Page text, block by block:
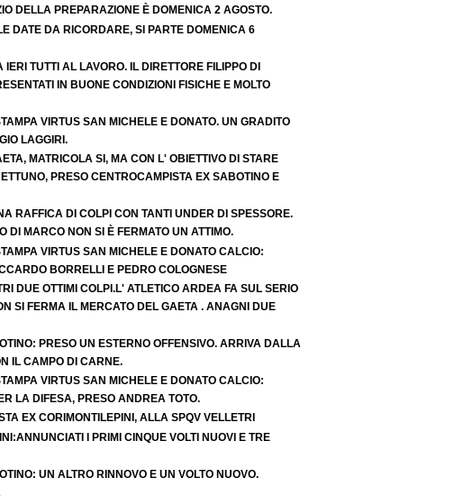
DELLA PREPARAZIONE È DOMENICA 2 AGOSTO.
DATE DA RICORDARE, SI PARTE DOMENICA 6
TUTTI AL LAVORO. IL DIRETTORE FILIPPO DI
IN BUONE CONDIZIONI FISICHE E MOLTO
VIRTUS SAN MICHELE E DONATO. UN GRADITO
LAGGIRI.
MATRICOLA SI, MA CON L' OBIETTIVO DI STARE
PRESO CENTROCAMPISTA EX SABOTINO E
RAFFICA DI COLPI CON TANTI UNDER DI SPESSORE.
DI MARCO NON SI È FERMATO UN ATTIMO.
VIRTUS SAN MICHELE E DONATO CALCIO:
BORRELLI E PEDRO COLOGNESE
DUE OTTIMI COLPI.L' ATLETICO ARDEA FA SUL SERIO
SI FERMA IL MERCATO DEL GAETA . ANAGNI DUE
PRESO UN ESTERNO OFFENSIVO. ARRIVA DALLA
IL CAMPO DI CARNE.
VIRTUS SAN MICHELE E DONATO CALCIO:
LA DIFESA, PRESO ANDREA TOTO.
EX CORIMONTILEPINI, ALLA SPQV VELLETRI
I PRIMI CINQUE VOLTI NUOVI E TRE
UN ALTRO RINNOVO E UN VOLTO NUOVO.